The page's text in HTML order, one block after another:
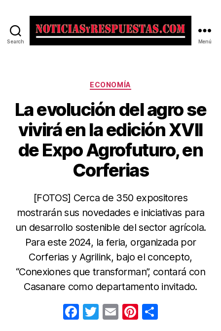
Search Menú
Categorías
ECONOMÍA
La evolución del agro se
vivirá en la edición XVII
de Expo Agrofuturo, en
Corferias
[FOTOS] Cerca de 350 expositores
mostrarán sus novedades e iniciativas para
un desarrollo sostenible del sector agrícola.
Para este 2024, la feria, organizada por
Corferias y Agrilink, bajo el concepto,
“Conexiones que transforman”, contará con
Casanare como departamento invitado.
F T E Pi